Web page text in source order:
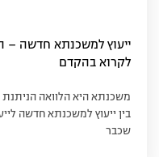
ייעוץ למשכנתא חדשה –
לקרוא בהקדם
משכנתא היא הלוואה
בין ייעוץ למשכנתא חדשה
שכבר